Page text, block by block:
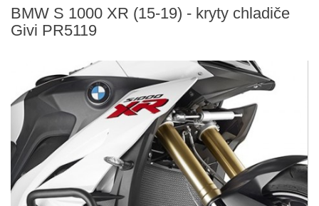
BMW S 1000 XR (15-19) - kryty chladiče
Givi PR5119